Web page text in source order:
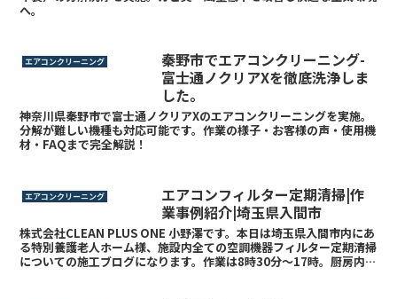
へ。
エアコンクリーニング
秦野市でエアコンクリーニング-
富士通ノクリアXを徹底洗浄しま
した。
神奈川県秦野市で富士通ノクリアXのエアコンクリーニングを実施。
分解が難しい機種も対応可能です。作業の様子・お客様の声・使用機
材・FAQまで完全解説！
エアコンクリーニング
エアコンフィルター定期清掃|作
業事例紹介|埼玉県入間市
株式会社CLEAN PLUS ONE 小野澤です。本日は埼玉県入間市内にあ
る特別養護老人ホーム様、施設内全ての空調機器フィルター定期清掃
についての施工ブログになります。作業は8時30分〜17時。厨房内フ